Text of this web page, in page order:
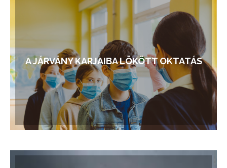
A JÁRVÁNY KARJAIBA LÖKÖTT OKTATÁS